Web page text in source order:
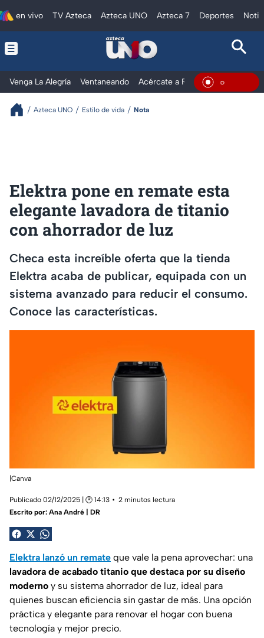
en vivo TV Azteca Azteca UNO Azteca 7 Deportes
Venga La Alegría Ventaneando Acércate a Rocío Al ExtremoEn Vivo
Azteca UNO Estilo de vida Nota
Elektra pone en remate esta
elegante lavadora de titanio
con ahorrador de luz
Checa esta increíble oferta que la tienda
Elektra acaba de publicar, equipada con un
sistema avanzado para reducir el consumo.
Conoce las características.
|Canva
Publicado 02/12/2025 | 🕑 14:13
2 minutos lectura
Escrito por: Ana André | DR
Elektra lanzó un remate que vale la pena aprovechar: una
lavadora de acabado titanio que destaca por su diseño
moderno y su sistema ahorrador de luz, ideal para
quienes buscan eficiencia sin gastar de más. Una opción
práctica y elegante para renovar el hogar con buena
tecnología y mejor precio.